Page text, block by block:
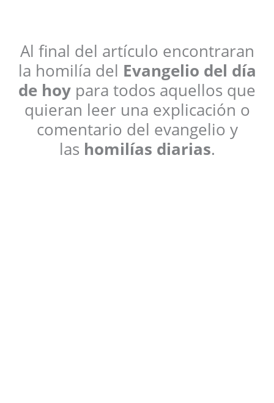
Al final del artículo encontraran
la homilía del Evangelio del día
de hoy para todos aquellos que
quieran leer una explicación o
comentario del evangelio y
las homilías diarias.